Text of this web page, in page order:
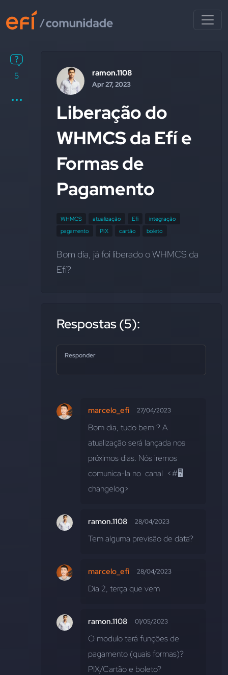
5 ramon.1108
Apr 27, 2023
Liberação do
WHMCS da Efí e
Formas de
Pagamento
WHMCS atualização Efí
integração
pagamento
PIX cartão boleto
Bom dia, já foi liberado o WHMCS da
Efí?
Respostas (5):
Responder
marcelo_efi 27/04/2023
Bom dia, tudo bem ? A
atualização será lançada nos
próximos dias. Nós iremos
comunica-la no  canal  <#🖥
changelog>
ramon.1108 28/04/2023
Tem alguma previsão de data?
marcelo_efi 28/04/2023
Dia 2, terça que vem
ramon.1108 01/05/2023
O modulo terá funções de
pagamento (quais formas)?
PIX/Cartão e boleto?